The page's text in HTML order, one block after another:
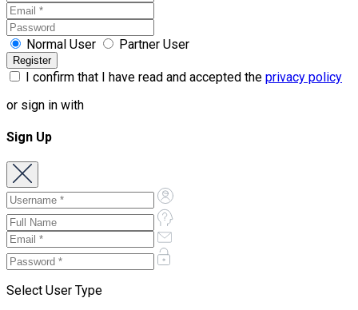
Normal User Partner User
I confirm that I have read and accepted the privacy policy
or sign in with
Sign Up
Select User Type